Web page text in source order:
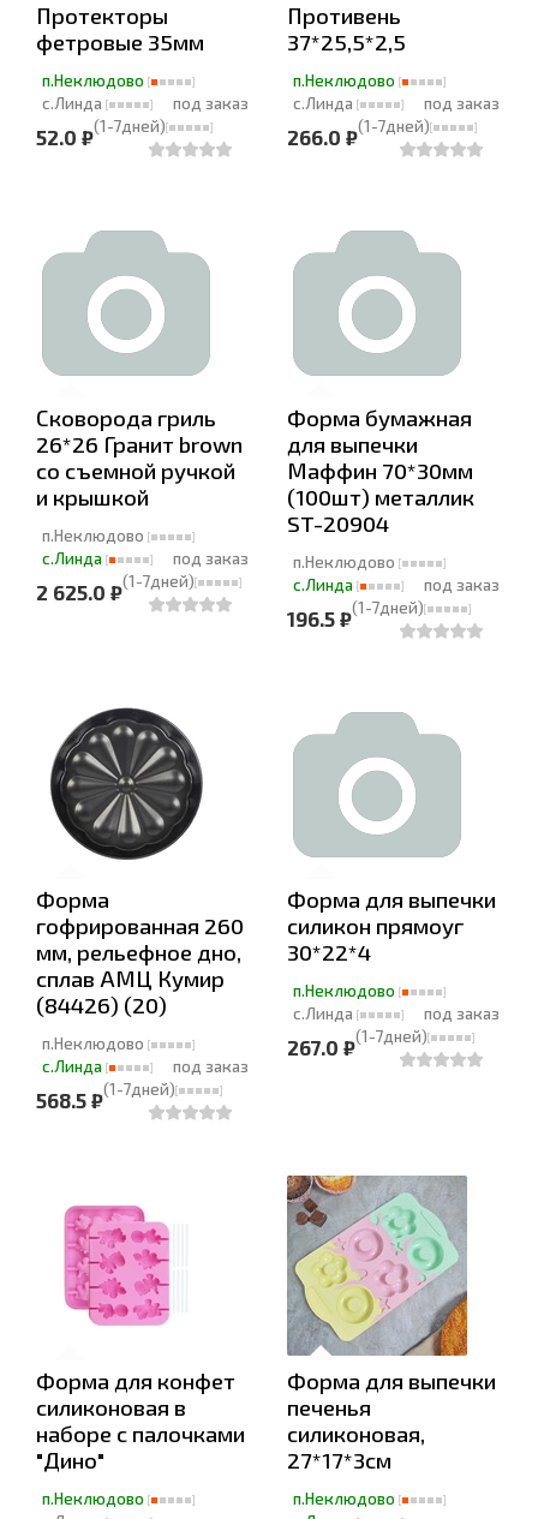
Протекторы
фетровые 35мм
п.Неклюдово
с.Линда
под заказ
(1-7дней)
52.0 ₽
Противень
37*25,5*2,5
п.Неклюдово
с.Линда
под заказ
(1-7дней)
266.0 ₽
Сковорода гриль
26*26 Гранит brown
со съемной ручкой
и крышкой
п.Неклюдово
с.Линда
под заказ
(1-7дней)
2 625.0 ₽
Форма бумажная
для выпечки
Маффин 70*30мм
(100шт) металлик
ST-20904
п.Неклюдово
с.Линда
под заказ
(1-7дней)
196.5 ₽
Форма
гофрированная 260
мм, рельефное дно,
сплав АМЦ Кумир
(84426) (20)
п.Неклюдово
с.Линда
под заказ
(1-7дней)
568.5 ₽
Форма для выпечки
силикон прямоуг
30*22*4
п.Неклюдово
с.Линда
под заказ
(1-7дней)
267.0 ₽
Форма для конфет
силиконовая в
наборе с палочками
"Дино"
п.Неклюдово
Форма для выпечки
печенья
силиконовая,
27*17*3см
п.Неклюдово